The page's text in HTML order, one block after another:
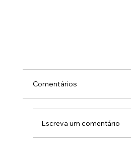
Comentários
Escreva um comentário